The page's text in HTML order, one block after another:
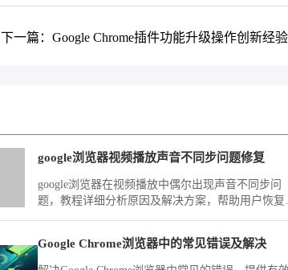
下一篇：Google Chrome插件功能升级操作创新经
google浏览器视频播放声音不同步问题修复
google浏览器在视频播放中偶尔出现声音不同步问
题，教程详细分析原因及解决方案，帮助用户恢复
Google Chrome浏览器中的常见错误及解决